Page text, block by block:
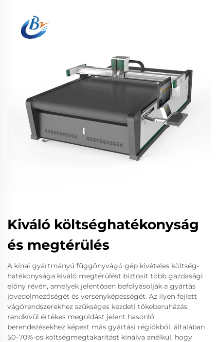
Kiváló költséghatékonyság
és megtérülés
A kínai gyártmányú függönyvágó gép kivételes költség-
hatékonysága kiváló megtérülést biztosít több gazdasági
előny révén, amelyek jelentősen befolyásolják a gyártás
jövedelmezőségét és versenyképességét. Az ilyen fejlett
vágórendszerekhez szükséges kezdeti tőkeberuházás
rendkívül értékes megoldást jelent hasonló
berendezésekhez képest más gyártási régiókból, általában
50–70%-os költségmegtakarítást kínálva anélkül, hogy